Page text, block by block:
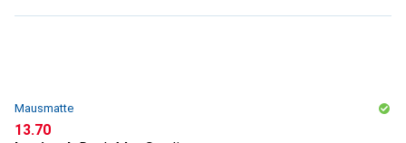
Mausmatte
CHF
13.70